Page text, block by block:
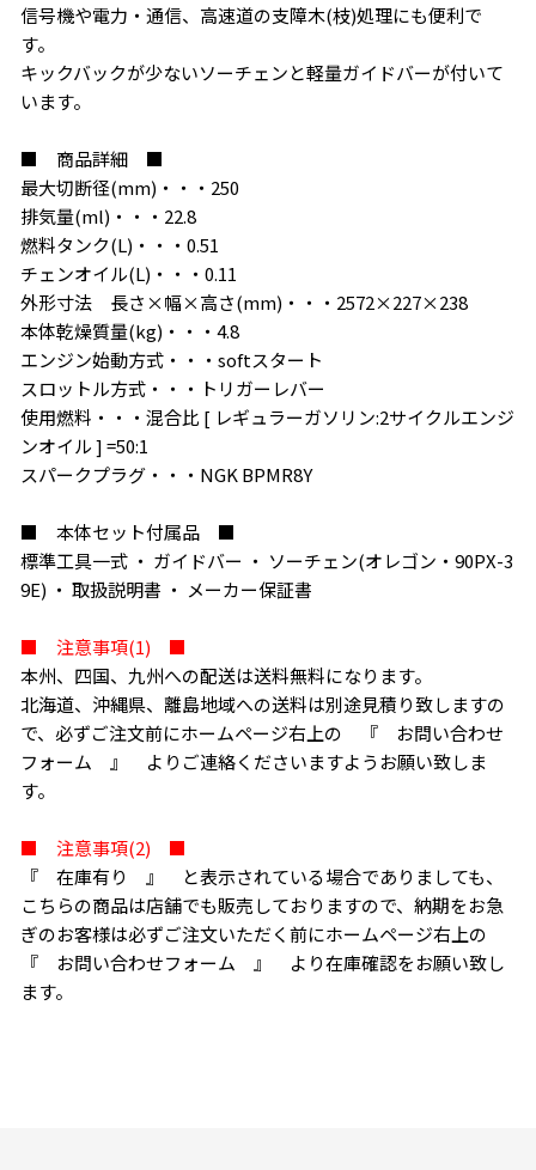
信号機や電力・通信、高速道の支障木(枝)処理にも便利で
す。
キックバックが少ないソーチェンと軽量ガイドバーが付いて
います。
■ 商品詳細 ■
最大切断径(mm)・・・250
排気量(ml)・・・22.8
燃料タンク(L)・・・0.51
チェンオイル(L)・・・0.11
外形寸法 長さ×幅×高さ(mm)・・・2572×227×238
本体乾燥質量(kg)・・・4.8
エンジン始動方式・・・softスタート
スロットル方式・・・トリガーレバー
使用燃料・・・混合比 [ レギュラーガソリン:2サイクルエンジ
ンオイル ] =50:1
スパークプラグ・・・NGK BPMR8Y
■ 本体セット付属品 ■
標準工具一式 ・ ガイドバー ・ ソーチェン(オレゴン・90PX-3
9E) ・ 取扱説明書 ・ メーカー保証書
■ 注意事項(1) ■
本州、四国、九州への配送は送料無料になります。
北海道、沖縄県、離島地域への送料は別途見積り致しますの
で、必ずご注文前にホームページ右上の 『 お問い合わせ
フォーム 』 よりご連絡くださいますようお願い致しま
す。
■ 注意事項(2) ■
『 在庫有り 』 と表示されている場合でありましても、
こちらの商品は店舗でも販売しておりますので、納期をお急
ぎのお客様は必ずご注文いただく前にホームページ右上の
『 お問い合わせフォーム 』 より在庫確認をお願い致し
ます。